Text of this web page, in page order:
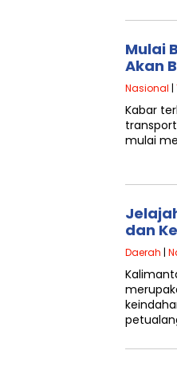
Mulai
Akan
Nasional |
Kabar
mulai
dan
Daerah |